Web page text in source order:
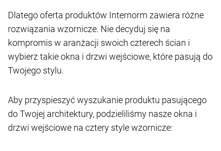
Dlatego oferta produktów Internorm zawiera różne
rozwiązania wzornicze. Nie decyduj się na
kompromis w aranżacji swoich czterech ścian i
wybierz takie okna i drzwi wejściowe, które pasują do
Twojego stylu.
Aby przyspieszyć wyszukanie produktu pasującego
do Twojej architektury, podzieliliśmy nasze okna i
drzwi wejściowe na cztery style wzornicze: